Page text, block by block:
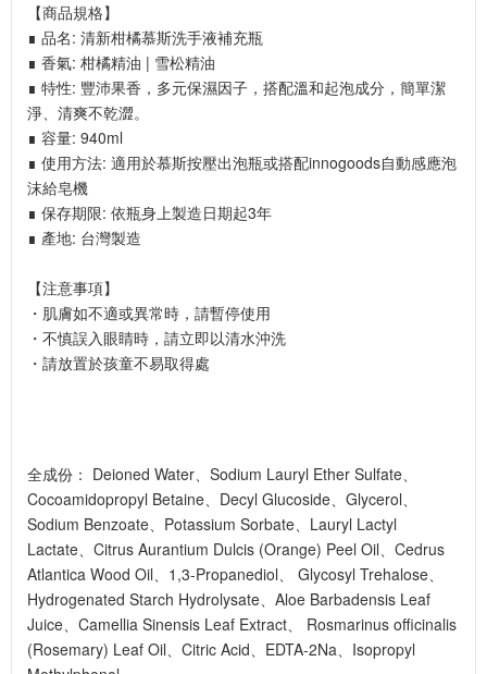
【商品規格】
∎ 品名: 清新柑橘慕斯洗手液補充瓶
∎ 香氣: 柑橘精油 | 雪松精油
∎ 特性: 豐沛果香，多元保濕因子，搭配溫和起泡成分，簡單潔
淨、清爽不乾澀。
∎ 容量: 940ml
∎ 使用方法: 適用於慕斯按壓出泡瓶或搭配innogoods自動感應泡
沫給皂機
∎ 保存期限: 依瓶身上製造日期起3年
∎ 產地: 台灣製造
【注意事項】
・肌膚如不適或異常時，請暫停使用
・不慎誤入眼睛時，請立即以清水沖洗
・請放置於孩童不易取得處
全成份： Deioned Water、Sodium Lauryl Ether Sulfate、
Cocoamidopropyl Betaine、Decyl Glucoside、Glycerol、
Sodium Benzoate、Potassium Sorbate、Lauryl Lactyl
Lactate、Citrus Aurantium Dulcis (Orange) Peel Oil、Cedrus
Atlantica Wood Oil、1,3-Propanediol、 Glycosyl Trehalose、
Hydrogenated Starch Hydrolysate、Aloe Barbadensis Leaf
Juice、Camellia Sinensis Leaf Extract、 Rosmarinus officinalis
(Rosemary) Leaf Oil、Citric Acid、EDTA-2Na、Isopropyl